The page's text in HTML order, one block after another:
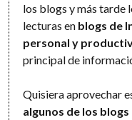
los blogs y más tarde
lecturas en blogs de
personal y
principal de
Quisiera aprovechar
algunos de los